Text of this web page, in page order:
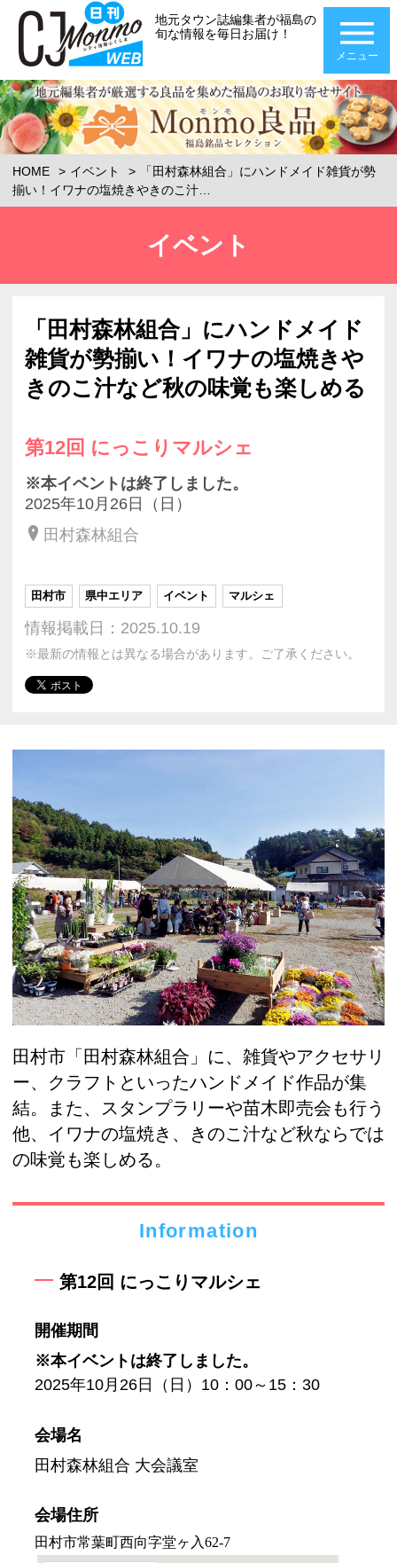
地元タウン誌編集者が福島の
旬な情報を毎日お届け！
メニュー
HOME イベント
「田村森林組合」にハンドメイド雑貨が勢
揃い！イワナの塩焼きやきのこ汁…
イベント
「田村森林組合」にハンドメイド
雑貨が勢揃い！イワナの塩焼きや
きのこ汁など秋の味覚も楽しめる
第12回 にっこりマルシェ
※本イベントは終了しました。
2025年10月26日（日）
田村森林組合
田村市 県中エリア イベント マルシェ
情報掲載日：2025.10.19
※最新の情報とは異なる場合があります。ご了承ください。
田村市「田村森林組合」に、雑貨やアクセサリ
ー、クラフトといったハンドメイド作品が集
結。また、スタンプラリーや苗木即売会も行う
他、イワナの塩焼き、きのこ汁など秋ならでは
の味覚も楽しめる。
Information
第12回 にっこりマルシェ
開催期間
※本イベントは終了しました。
2025年10月26日（日）10：00～15：30
会場名
田村森林組合 大会議室
会場住所